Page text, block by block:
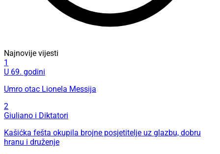
Najnovije vijesti
1
U 69. godini
Umro otac Lionela Messija
2
Giuliano i Diktatori
Kašićka fešta okupila brojne posjetitelje uz glazbu, dobru
hranu i druženje